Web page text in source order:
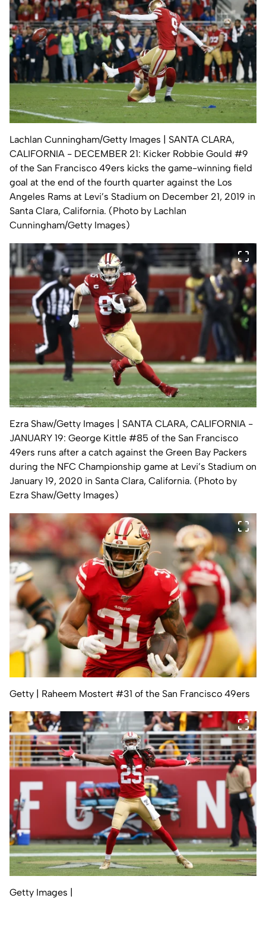
Lachlan Cunningham/Getty Images | SANTA CLARA,
CALIFORNIA - DECEMBER 21: Kicker Robbie Gould #9
of the San Francisco 49ers kicks the game-winning field
goal at the end of the fourth quarter against the Los
Angeles Rams at Levi’s Stadium on December 21, 2019 in
Santa Clara, California. (Photo by Lachlan
Cunningham/Getty Images)
Ezra Shaw/Getty Images | SANTA CLARA, CALIFORNIA -
JANUARY 19: George Kittle #85 of the San Francisco
49ers runs after a catch against the Green Bay Packers
during the NFC Championship game at Levi’s Stadium on
January 19, 2020 in Santa Clara, California. (Photo by
Ezra Shaw/Getty Images)
Getty | Raheem Mostert #31 of the San Francisco 49ers
Getty Images |